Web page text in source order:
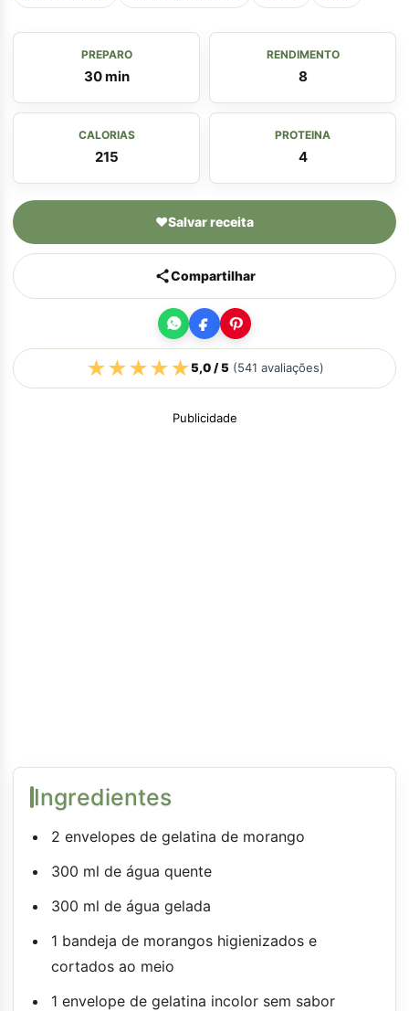
PREPARO
30 min
RENDIMENTO
8
CALORIAS
215
PROTEINA
4
♥Salvar receita
Compartilhar
★★★★★5,0/ 5(541 avaliações)
Publicidade
Ingredientes
2 envelopes de gelatina de morango
300 ml de água quente
300 ml de água gelada
1 bandeja de morangos higienizados e
cortados ao meio
1 envelope de gelatina incolor sem sabor